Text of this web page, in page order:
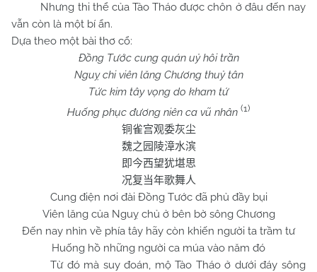
Nhưng thi thể của Tào Tháo được chôn ở đâu đến nay
vẫn còn là một bí ẩn.
Dựa theo một bài thơ cổ:
Đồng Tước cung quán uỷ hôi trần
Nguỵ chi viên lăng Chương thuỷ tân
Tức kim tây vọng do kham tứ
Huống phục đương niên ca vũ nhân (1)
铜雀宫观委灰尘
魏之园陵漳水滨
即今西望犹堪思
况复当年歌舞人
Cung điện nơi đài Đồng Tước đã phủ đầy bụi
Viên lăng của Nguỵ chủ ở bên bờ sông Chương
Đến nay nhìn về phía tây hãy còn khiến người ta trầm tư
Huống hồ những người ca múa vào năm đó
Từ đó mà suy đoán, mộ Tào Tháo ở dưới đáy sông